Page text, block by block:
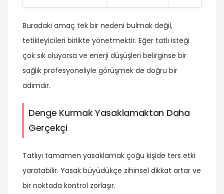
Buradaki amaç tek bir nedeni bulmak değil,
tetikleyicileri birlikte yönetmektir. Eğer tatlı isteği
çok sık oluyorsa ve enerji düşüşleri belirginse bir
sağlık profesyoneliyle görüşmek de doğru bir
adımdır.
Denge Kurmak Yasaklamaktan Daha
Gerçekçi
Tatlıyı tamamen yasaklamak çoğu kişide ters etki
yaratabilir. Yasak büyüdükçe zihinsel dikkat artar ve
bir noktada kontrol zorlaşır.